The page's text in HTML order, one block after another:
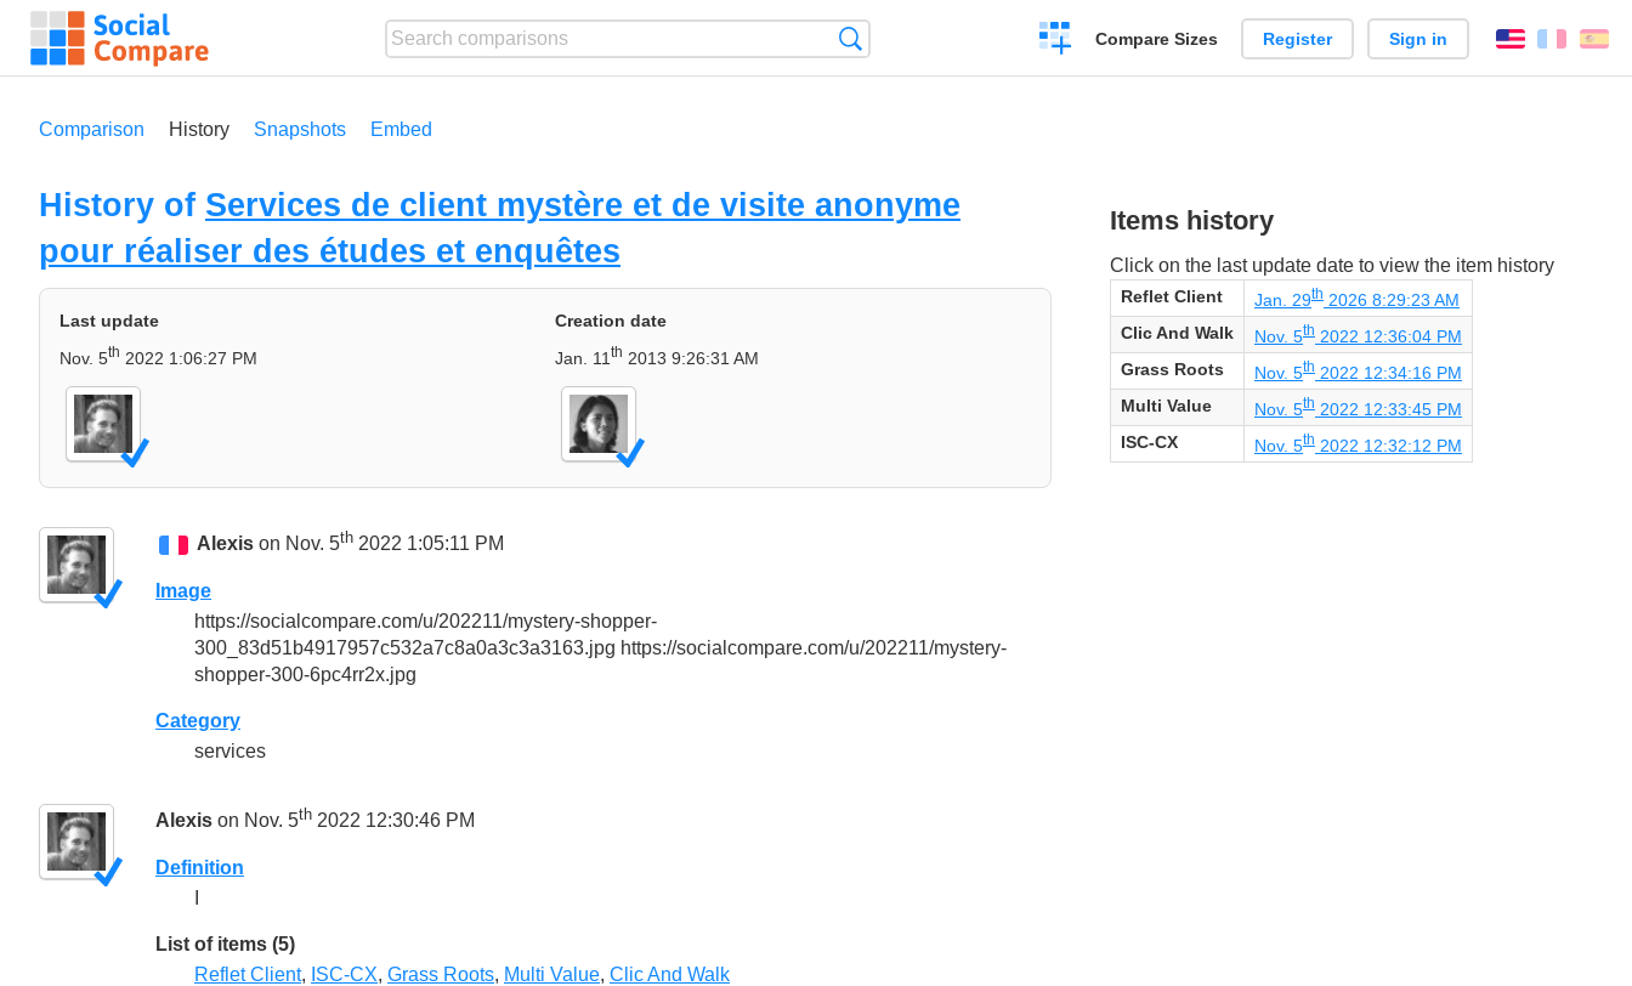
Create
a
Compare Sizes Register Sign in English
Comparison History Snapshots Embed
History of Services de client mystère et de visite anonyme
pour réaliser des études et enquêtes
Last update
Nov. 5th 2022 1:06:27 PM
Creation date
Jan. 11 th 2013 9:26:31 AM
Alexis on Nov. 5th 2022 1:05:11 PM
Image
https://socialcompare.com/u/202211/mystery-shopper-
300_83d51b4917957c532a7c8a0a3c3a3163.jpg https://socialcompare.com/u/202211/mystery-
shopper-300-6pc4rr2x.jpg
Category
services
Alexis on Nov. 5th 2022 12:30:46 PM
Definition
List of items (5)
Reflet Client, ISC-CX, Grass Roots, Multi Value, Clic And Walk
Items history
Click on the last update date to view the item history
Reflet Client Jan. 29th 2026 8:29:23 AM
Clic And Walk
Nov. 5th 2022 12:36:04 PM
Grass Roots
Nov. 5th 2022 12:34:16 PM
Multi Value
Nov. 5th 2022 12:33:45 PM
ISC-CX
Nov. 5th 2022 12:32:12 PM